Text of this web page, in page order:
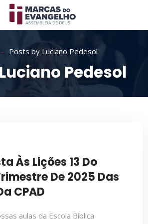
Posts by Luciano Pedesol
Luciano Pedesol
Às Lições 13 Do
De 2025 Das
CPAD
aulas da Escola Bíblica